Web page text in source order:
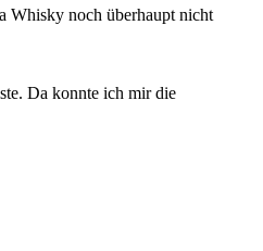
Whisky noch überhaupt nicht
Da konnte ich mir die